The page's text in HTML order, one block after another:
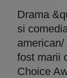
Drama
si
fost marii
Choice